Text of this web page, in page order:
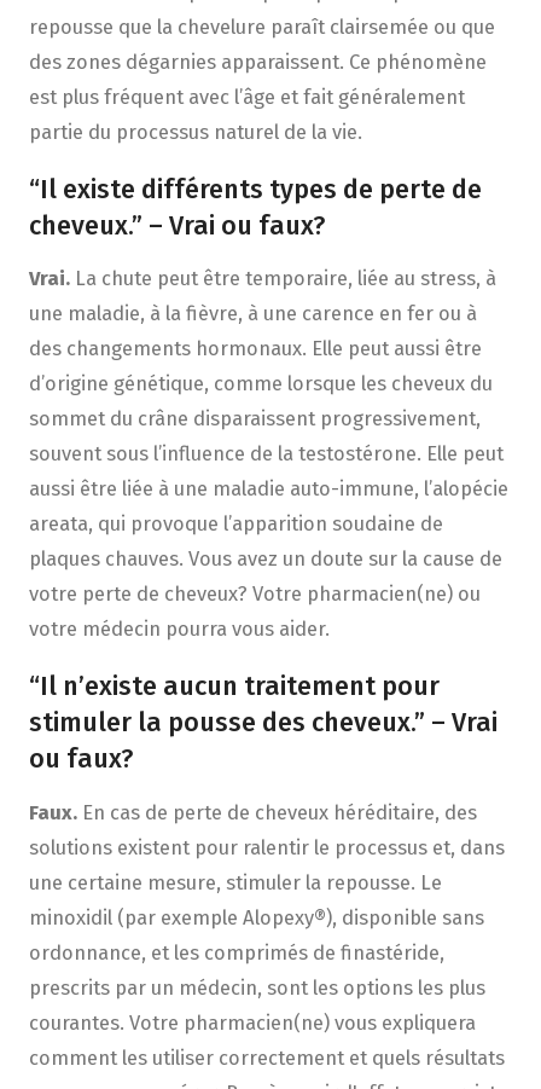
repousse que la chevelure paraît clairsemée ou que
des zones dégarnies apparaissent. Ce phénomène
est plus fréquent avec l’âge et fait généralement
partie du processus naturel de la vie.
“Il existe différents types de perte de
cheveux.” – Vrai ou faux?
Vrai. La chute peut être temporaire, liée au stress, à
une maladie, à la fièvre, à une carence en fer ou à
des changements hormonaux. Elle peut aussi être
d’origine génétique, comme lorsque les cheveux du
sommet du crâne disparaissent progressivement,
souvent sous l’influence de la testostérone. Elle peut
aussi être liée à une maladie auto-immune, l’alopécie
areata, qui provoque l’apparition soudaine de
plaques chauves. Vous avez un doute sur la cause de
votre perte de cheveux? Votre pharmacien(ne) ou
votre médecin pourra vous aider.
“Il n’existe aucun traitement pour
stimuler la pousse des cheveux.” – Vrai
ou faux?
Faux.En cas de perte de cheveux héréditaire, des
solutions existent pour ralentir le processus et, dans
une certaine mesure, stimuler la repousse. Le
minoxidil (par exemple Alopexy®), disponible sans
ordonnance, et les comprimés de finastéride,
prescrits par un médecin, sont les options les plus
courantes. Votre pharmacien(ne) vous expliquera
comment les utiliser correctement et quels résultats